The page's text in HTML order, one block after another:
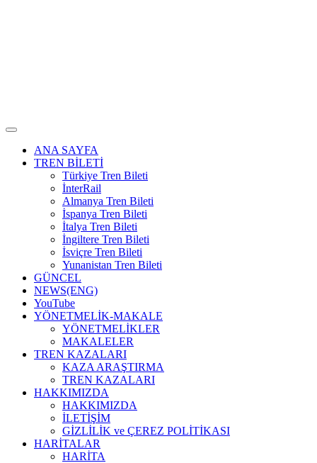
ANA SAYFA
TREN BİLETİ
Türkiye Tren Bileti
İnterRail
Almanya Tren Bileti
İspanya Tren Bileti
İtalya Tren Bileti
İngiltere Tren Bileti
İsviçre Tren Bileti
Yunanistan Tren Bileti
GÜNCEL
NEWS(ENG)
YouTube
YÖNETMELİK-MAKALE
YÖNETMELİKLER
MAKALELER
TREN KAZALARI
KAZA ARAŞTIRMA
TREN KAZALARI
HAKKIMIZDA
HAKKIMIZDA
İLETİŞİM
GİZLİLİK ve ÇEREZ POLİTİKASI
HARİTALAR
HARİTA